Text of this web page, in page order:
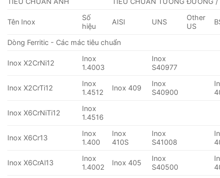
Tên Inox
Số
hiệu
AISI UNS
Other
US
Dòng Ferritic - Các mác tiêu chuẩn
Inox X2CrNi12
Inox
1.4003
Inox
S40977
Inox X2CrTi12
Inox
1.4512
Inox 409
Inox
S40900
Inox X6CrNiTi12
Inox
1.4516
Inox X6Cr13
Inox
1.400
Inox
410S
Inox
S41008
Inox X6CrAl13
Inox
1.4002
Inox 405
Inox
S40500